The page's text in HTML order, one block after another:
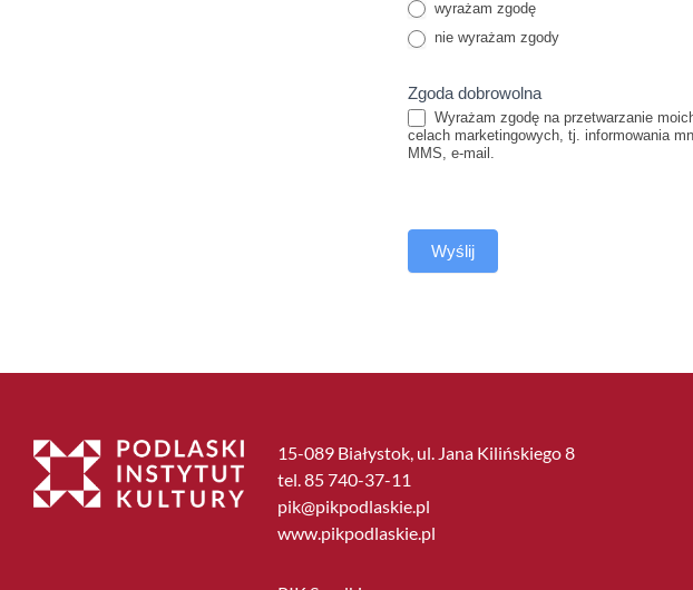
wyrażam zgodę
nie wyrażam zgody
Zgoda dobrowolna
Wyrażam zgodę na przetwarzanie
celach marketingowych, tj. informowania
MMS, e-mail.
Wyślij
15-089 Białystok, ul. Jana Kilińskiego 8
tel. 85 740-37-11
pik@pikpodlaskie.pl
www.pikpodlaskie.pl